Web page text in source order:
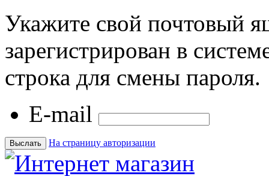
Укажите свой почтовый
зарегистрирован в
строка для смены пароля.
E-mail
На страницу авторизации